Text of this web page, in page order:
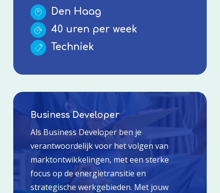
Den Haag
40 uren per week
Techniek
Business Developer
Als Business Developer ben je
verantwoordelijk voor het volgen van
marktontwikkelingen, met een sterke
focus op de energietransitie en
strategische werkgebieden. Met jouw